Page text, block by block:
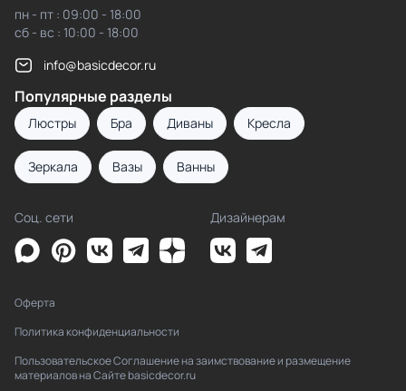
пн - пт : 09:00 - 18:00
сб - вс : 10:00 - 18:00
info@basicdecor.ru
Популярные разделы
Люстры Бра Диваны Кресла
Зеркала Вазы Ванны
Соц. сети Дизайнерам
Оферта
Политика конфиденциальности
Пользовательское Соглашение на заимствование и размещение
материалов на Сайте basicdecor.ru